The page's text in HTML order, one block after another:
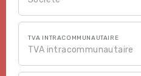
TVA INTRACOMMUNAUTAIRE